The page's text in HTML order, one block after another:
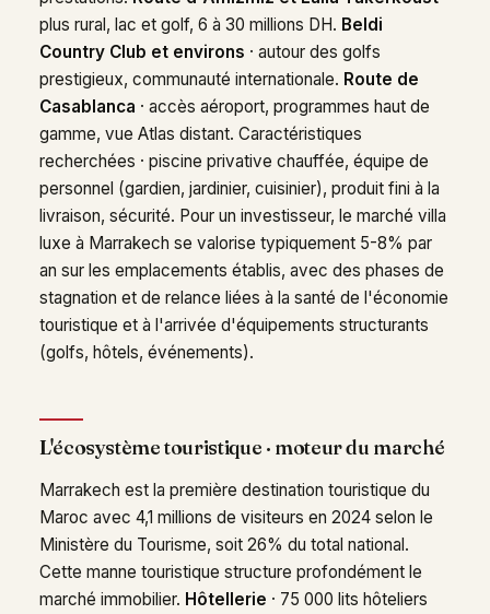
plus rural, lac et golf, 6 à 30 millions DH. Beldi
Country Club et environs · autour des golfs
prestigieux, communauté internationale. Route de
Casablanca · accès aéroport, programmes haut de
gamme, vue Atlas distant. Caractéristiques
recherchées · piscine privative chauffée, équipe de
personnel (gardien, jardinier, cuisinier), produit fini à la
livraison, sécurité. Pour un investisseur, le marché villa
luxe à Marrakech se valorise typiquement 5-8% par
an sur les emplacements établis, avec des phases de
stagnation et de relance liées à la santé de l'économie
touristique et à l'arrivée d'équipements structurants
(golfs, hôtels, événements).
L'écosystème touristique · moteur du marché
Marrakech est la première destination touristique du
Maroc avec 4,1 millions de visiteurs en 2024 selon le
Ministère du Tourisme, soit 26% du total national.
Cette manne touristique structure profondément le
marché immobilier. Hôtellerie · 75 000 lits hôteliers